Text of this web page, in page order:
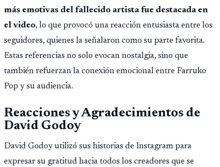
más emotivas del fallecido artista fue destacada en
el video, lo que provocó una reacción entusiasta entre los
seguidores, quienes la señalaron como su parte favorita.
Estas referencias no solo evocan nostalgia, sino que
también refuerzan la conexión emocional entre Farruko
Pop y su audiencia.
Reacciones y Agradecimientos de
David Godoy
David Godoy utilizó sus historias de Instagram para
expresar su gratitud hacia todos los creadores que se